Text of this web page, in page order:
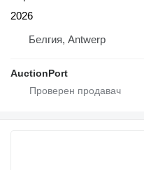
2026
Белгия, Antwerp
AuctionPort